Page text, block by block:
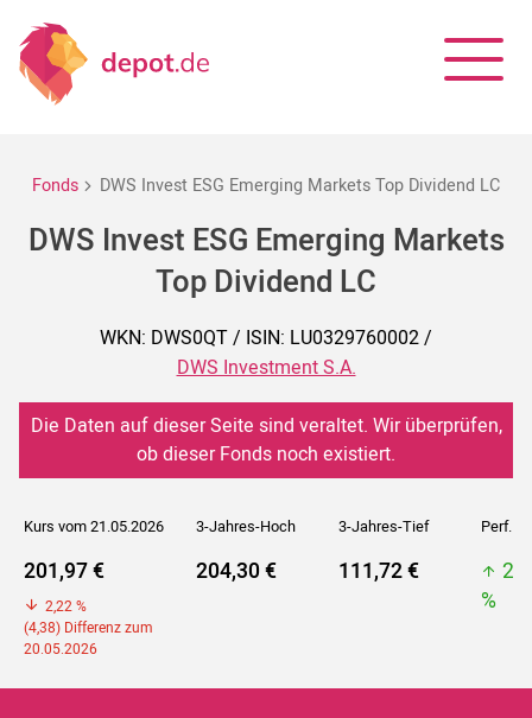
Fonds DWS Invest ESG Emerging Markets Top Dividend LC
DWS Invest ESG Emerging Markets
Top Dividend LC
WKN: DWS0QT / ISIN: LU0329760002 /
DWS Investment S.A.
Die Daten auf dieser Seite sind veraltet. Wir überprüfen,
ob dieser Fonds noch existiert.
Kurs vom 21.05.2026 3-Jahres-Hoch 3-Jahres-Tief Perf. 5J
201,97 €
2,22 %
(4,38) Differenz zum
20.05.2026
204,30 € 111,72 €
%